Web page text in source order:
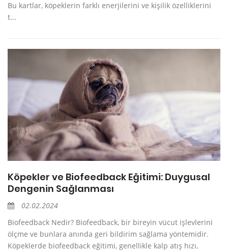
Bu kartlar, köpeklerin farklı enerjilerini ve kişilik özelliklerini
t...
Köpekler ve Biofeedback Eğitimi: Duygusal
Dengenin Sağlanması
02.02.2024
Biofeedback Nedir? Biofeedback, bir bireyin vücut işlevlerini
ölçme ve bunlara anında geri bildirim sağlama yöntemidir.
Köpeklerde biofeedback eğitimi, genellikle kalp atış hızı,